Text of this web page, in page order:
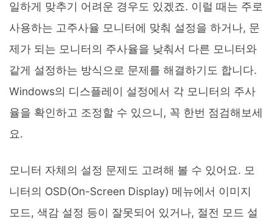
일하게 맞추기 어려운 경우도 있겠죠. 이럴 때는 주로
사용하는 고주사율 모니터에 맞춰 설정을 하거나, 문
제가 되는 모니터의 주사율을 낮춰서 다른 모니터와
같게 설정하는 방식으로 문제를 해결하기도 합니다.
Windows의 디스플레이 설정에서 각 모니터의 주사
율을 확인하고 조정할 수 있으니, 꼭 한번 점검해보세
요.
모니터 자체의 설정 문제도 고려해 볼 수 있어요. 모
니터의 OSD(On-Screen Display) 메뉴에서 이미지
모드, 색감 설정 등이 잘못되어 있거나, 절전 모드 설